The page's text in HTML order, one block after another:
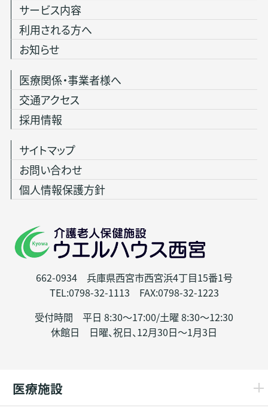
662-0934 兵庫県西宮市西宮浜4丁目15番1号
TEL:0798-32-1113 FAX:0798-32-1223
受付時間 平日 8:30～17:00/土曜 8:30～12:30
休館日 日曜、祝日、12月30日～1月3日
サービス内容
利用される方へ
お知らせ
医療関係・事業者様へ
交通アクセス
採用情報
サイトマップ
お問い合わせ
個人情報保護方針
医療施設